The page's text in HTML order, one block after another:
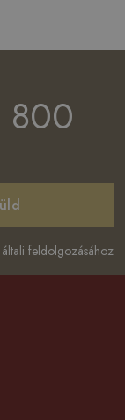
800
feldolgozásához